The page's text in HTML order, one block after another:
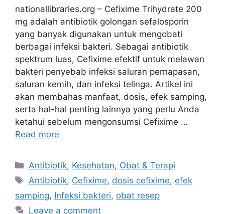
nationallibraries.org – Cefixime Trihydrate 200
mg adalah antibiotik golongan sefalosporin
yang banyak digunakan untuk mengobati
berbagai infeksi bakteri. Sebagai antibiotik
spektrum luas, Cefixime efektif untuk melawan
bakteri penyebab infeksi saluran pernapasan,
saluran kemih, dan infeksi telinga. Artikel ini
akan membahas manfaat, dosis, efek samping,
serta hal-hal penting lainnya yang perlu Anda
ketahui sebelum mengonsumsi Cefixime …
Read more
Categories
Antibiotik, Kesehatan, Obat & Terapi
Tags
Antibiotik, Cefixime, dosis cefixime, efek
samping, Infeksi bakteri, obat resep
Leave a comment